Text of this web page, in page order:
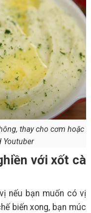
thay cho cơm hoặc
Youtuber
với xốt cà
nếu bạn muốn có vị
biến xong, bạn múc